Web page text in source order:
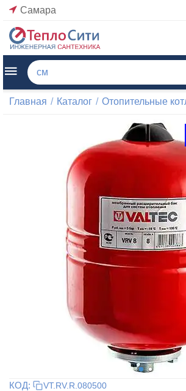
Самара
Главная / Каталог / Отопительные
КОД: VT.RV.R.080500